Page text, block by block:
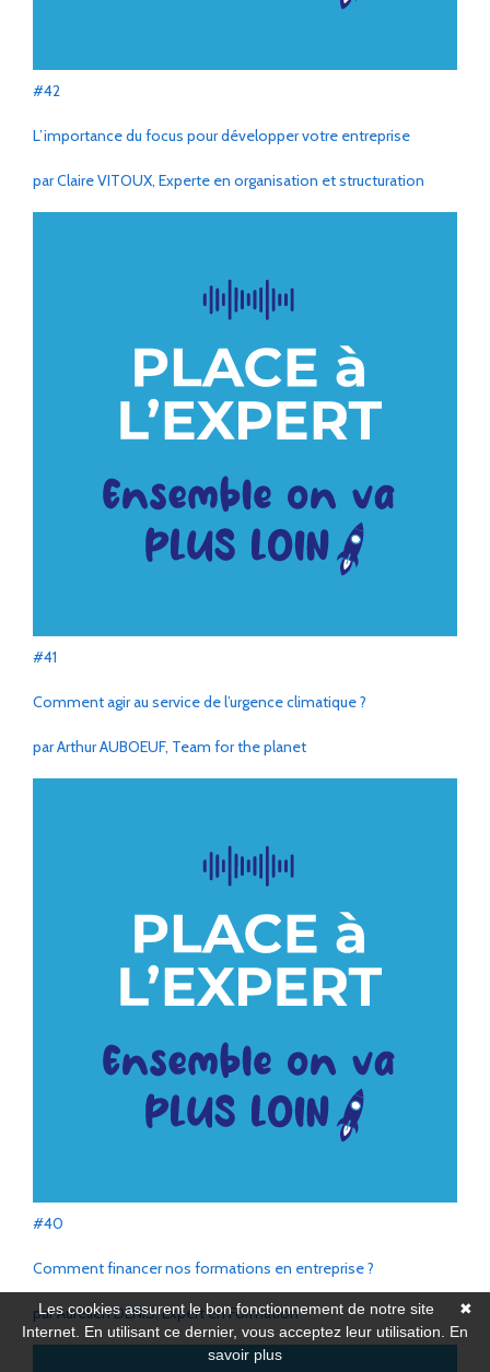
#42
L’importance du focus pour développer votre entreprise
par Claire VITOUX, Experte en organisation et structuration
#41
Comment agir au service de l’urgence climatique ?
par Arthur AUBOEUF, Team for the planet
#40
Comment financer nos formations en entreprise ?
par Aurélien DENIS, Expert en Formation ✖
Les cookies assurent le bon fonctionnement de notre site
Internet. En utilisant ce dernier, vous acceptez leur utilisation. En
savoir plus